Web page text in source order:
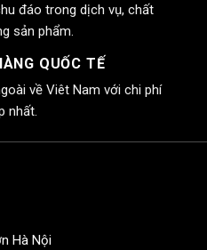
đáo trong dịch vụ, chất
sản phẩm.
QUỐC TẾ
về Viêt Nam với chi phí
nhất.
Hà Nội